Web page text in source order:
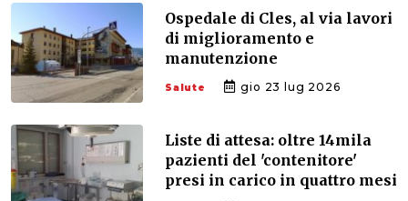
Ospedale di Cles, al via lavori
di miglioramento e
manutenzione
Salute gio 23 lug 2026
Liste di attesa: oltre 14mila
pazienti del 'contenitore'
presi in carico in quattro mesi